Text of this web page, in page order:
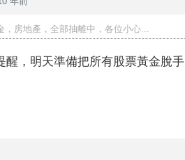
，房地產，全部抽離中，各位小心...
醒，明天準備把所有股票黃金脫手